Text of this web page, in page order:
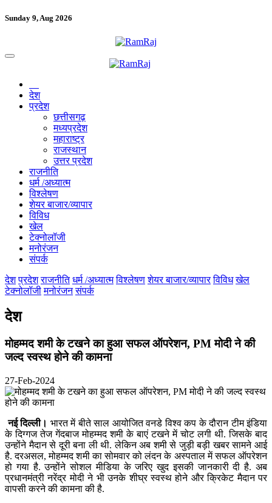
Sunday 9, Aug 2026
देश
प्रदेश
छत्तीसगढ़
मध्यप्रदेश
महाराष्ट्र
राजस्थान
उत्तर प्रदेश
राजनीति
धर्म /अध्यात्म
विश्लेषण
शेयर बाजार/व्यापार
विविध
खेल
टेक्नोलॉजी
मनोरंजन
संपर्क
देश प्रदेश राजनीति धर्म /अध्यात्म विश्लेषण शेयर बाजार/व्यापार विविध खेल
टेक्नोलॉजी मनोरंजन संपर्क
देश
मोहम्मद शमी के टखने का हुआ सफल ऑपरेशन, PM मोदी ने की
जल्द स्वस्थ होने की कामना
27-Feb-2024
नई दिल्ली। भारत में बीते साल आयोजित वनडे विश्व कप के दौरान टीम इंडिया
के दिग्गज तेज गेंदबाज मोहम्मद शमी के बाएं टखने में चोट लगी थी. जिसके बाद
उन्होंने मैदान से दूरी बना ली थी. लेकिन अब शमी से जुड़ी बड़ी खबर सामने आई
है. दरअसल, मोहम्मद शमी का सोमवार को लंदन के अस्पताल में सफल ऑपरेशन
हो गया है. उन्होंने सोशल मीडिया के जरिए खुद इसकी जानकारी दी है. अब
प्रधानमंत्री नरेंद्र मोदी ने भी उनके शीघ्र स्वस्थ होने और क्रिकेट मैदान पर
वापसी करने की कामना की है.